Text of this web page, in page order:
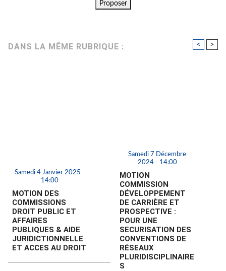
DANS LA MÊME RUBRIQUE : < >
Samedi 4 Janvier 2025 -
14:00
MOTION DES
COMMISSIONS
DROIT PUBLIC ET
AFFAIRES
PUBLIQUES & AIDE
JURIDICTIONNELLE
ET ACCES AU DROIT
Samedi 7 Décembre
2024 - 14:00
MOTION
COMMISSION
DÉVELOPPEMENT
DE CARRIÈRE ET
PROSPECTIVE :
POUR UNE
SECURISATION DES
CONVENTIONS DE
RÉSEAUX
PLURIDISCIPLINAIRE
S